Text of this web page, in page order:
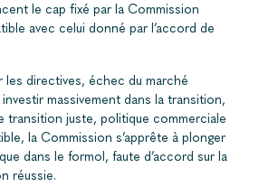
le cap fixé par la Commission
avec celui donné par l’accord de
les directives, échec du marché
massivement dans la transition,
transition juste, politique commerciale
la Commission s’apprête à plonger
dans le formol, faute d’accord sur la
réussie.